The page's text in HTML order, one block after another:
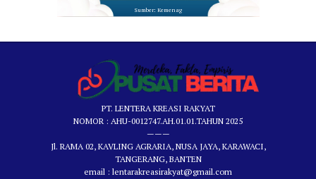
Sumber: Kemenag
PT. LENTERA KREASI RAKYAT
NOMOR : AHU-0012747.AH.01.01.TAHUN 2025
———
Jl. RAMA 02, KAVLING AGRARIA, NUSA JAYA, KARAWACI,
TANGERANG, BANTEN
email : lentarakreasirakyat@gmail.com